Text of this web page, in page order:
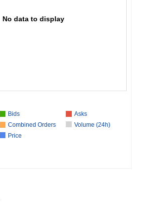
No data to display
Bids
Asks
Combined Orders
Volume (24h)
Price